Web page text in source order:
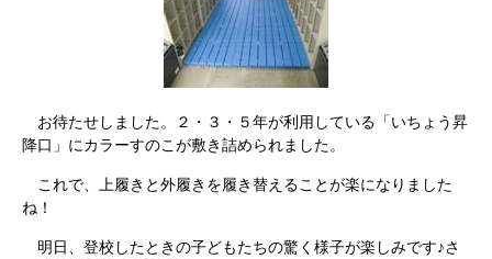
お待たせしました。２・３・５年が利用している「いちょう昇
降口」にカラーすのこが敷き詰められました。
これで、上履きと外履きを履き替えることが楽になりました
ね！
明日、登校したときの子どもたちの驚く様子が楽しみです♪さ